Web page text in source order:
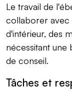
Le travail de
collaborer avec
d'intérieur, des
nécessitant
de conseil.
Tâches et